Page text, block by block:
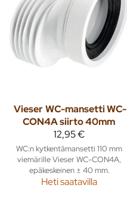
Vieser WC-mansetti WC-
CON4A siirto 40mm
12,95 €
WC:n kytkentämansetti 110 mm
viemärille Vieser WC-CON4A,
epäkeskeinen ± 40 mm.
Heti saatavilla